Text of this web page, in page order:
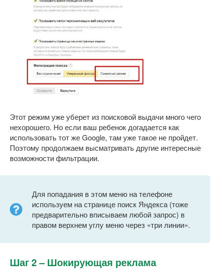
Этот режим уже уберет из поисковой выдачи много чего
нехорошего. Но если ваш ребенок догадается как
использовать тот же Google, там уже такое не пройдет.
Поэтому продолжаем высматривать другие интересные
возможности фильтрации.
Для попадания в этом меню на телефоне
используем на странице поиск Яндекса (тоже
предварительно вписываем любой запрос) в
правом верхнем углу меню через «три линии».
Шаг 2 – Шокирующая реклама